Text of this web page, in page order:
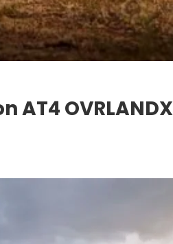
OVRLANDX